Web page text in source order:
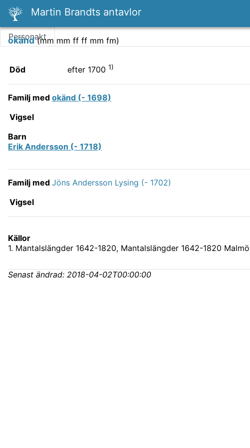
Martin Brandts antavlor
Personakt
okänd (mm mm ff ff mm fm)
Död efter 1700 1)
Familj med okänd (- 1698)
Vigsel
Barn
Erik Andersson (- 1718)
Familj med Jöns Andersson Lysing (- 1702)
Vigsel
Källor
1. Mantalslängder 1642-1820, Mantalslängder 1642-1820
Senast ändrad: 2018-04-02T00:00:00